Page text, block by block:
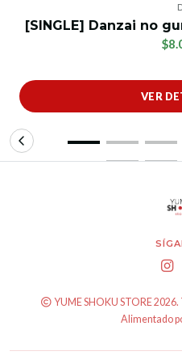
[SINGLE] Danzai no
VER
YUME SHOKU STORE
Alimentado